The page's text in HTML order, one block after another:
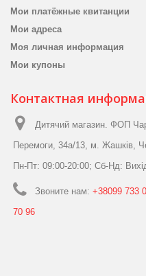
Мои платёжные квитанции
Мои адреса
Моя личная информация
Мои купоны
Контактная
Дитячий магазин. ФОП
Перемоги, 34а/13, м. Жашків,
Пн-Пт: 09:00-20:00; Сб-Нд:
Звоните нам: +38099 733
70 96